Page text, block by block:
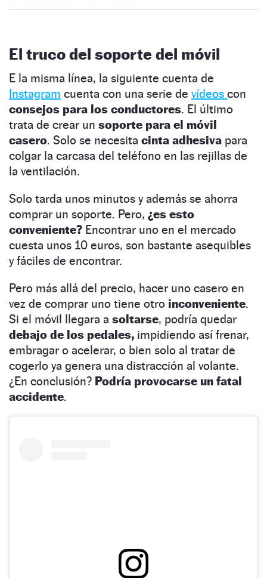
El truco del soporte del móvil
E la misma línea, la siguiente cuenta de
Instagram cuenta con una serie de vídeos con
consejos para los conductores. El último
trata de crear un soporte para el móvil
casero. Solo se necesita cinta adhesiva para
colgar la carcasa del teléfono en las rejillas de
la ventilación.
Solo tarda unos minutos y además se ahorra
comprar un soporte. Pero, ¿es esto
conveniente? Encontrar uno en el mercado
cuesta unos 10 euros, son bastante asequibles
y fáciles de encontrar.
Pero más allá del precio, hacer uno casero en
vez de comprar uno tiene otro inconveniente.
Si el móvil llegara a soltarse, podría quedar
debajo de los pedales, impidiendo así frenar,
embragar o acelerar, o bien solo al tratar de
cogerlo ya genera una distracción al volante.
¿En conclusión? Podría provocarse un fatal
accidente.